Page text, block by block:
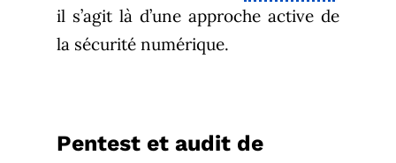
il s’agit là d’une approche active de
la sécurité numérique.
Pentest et audit de